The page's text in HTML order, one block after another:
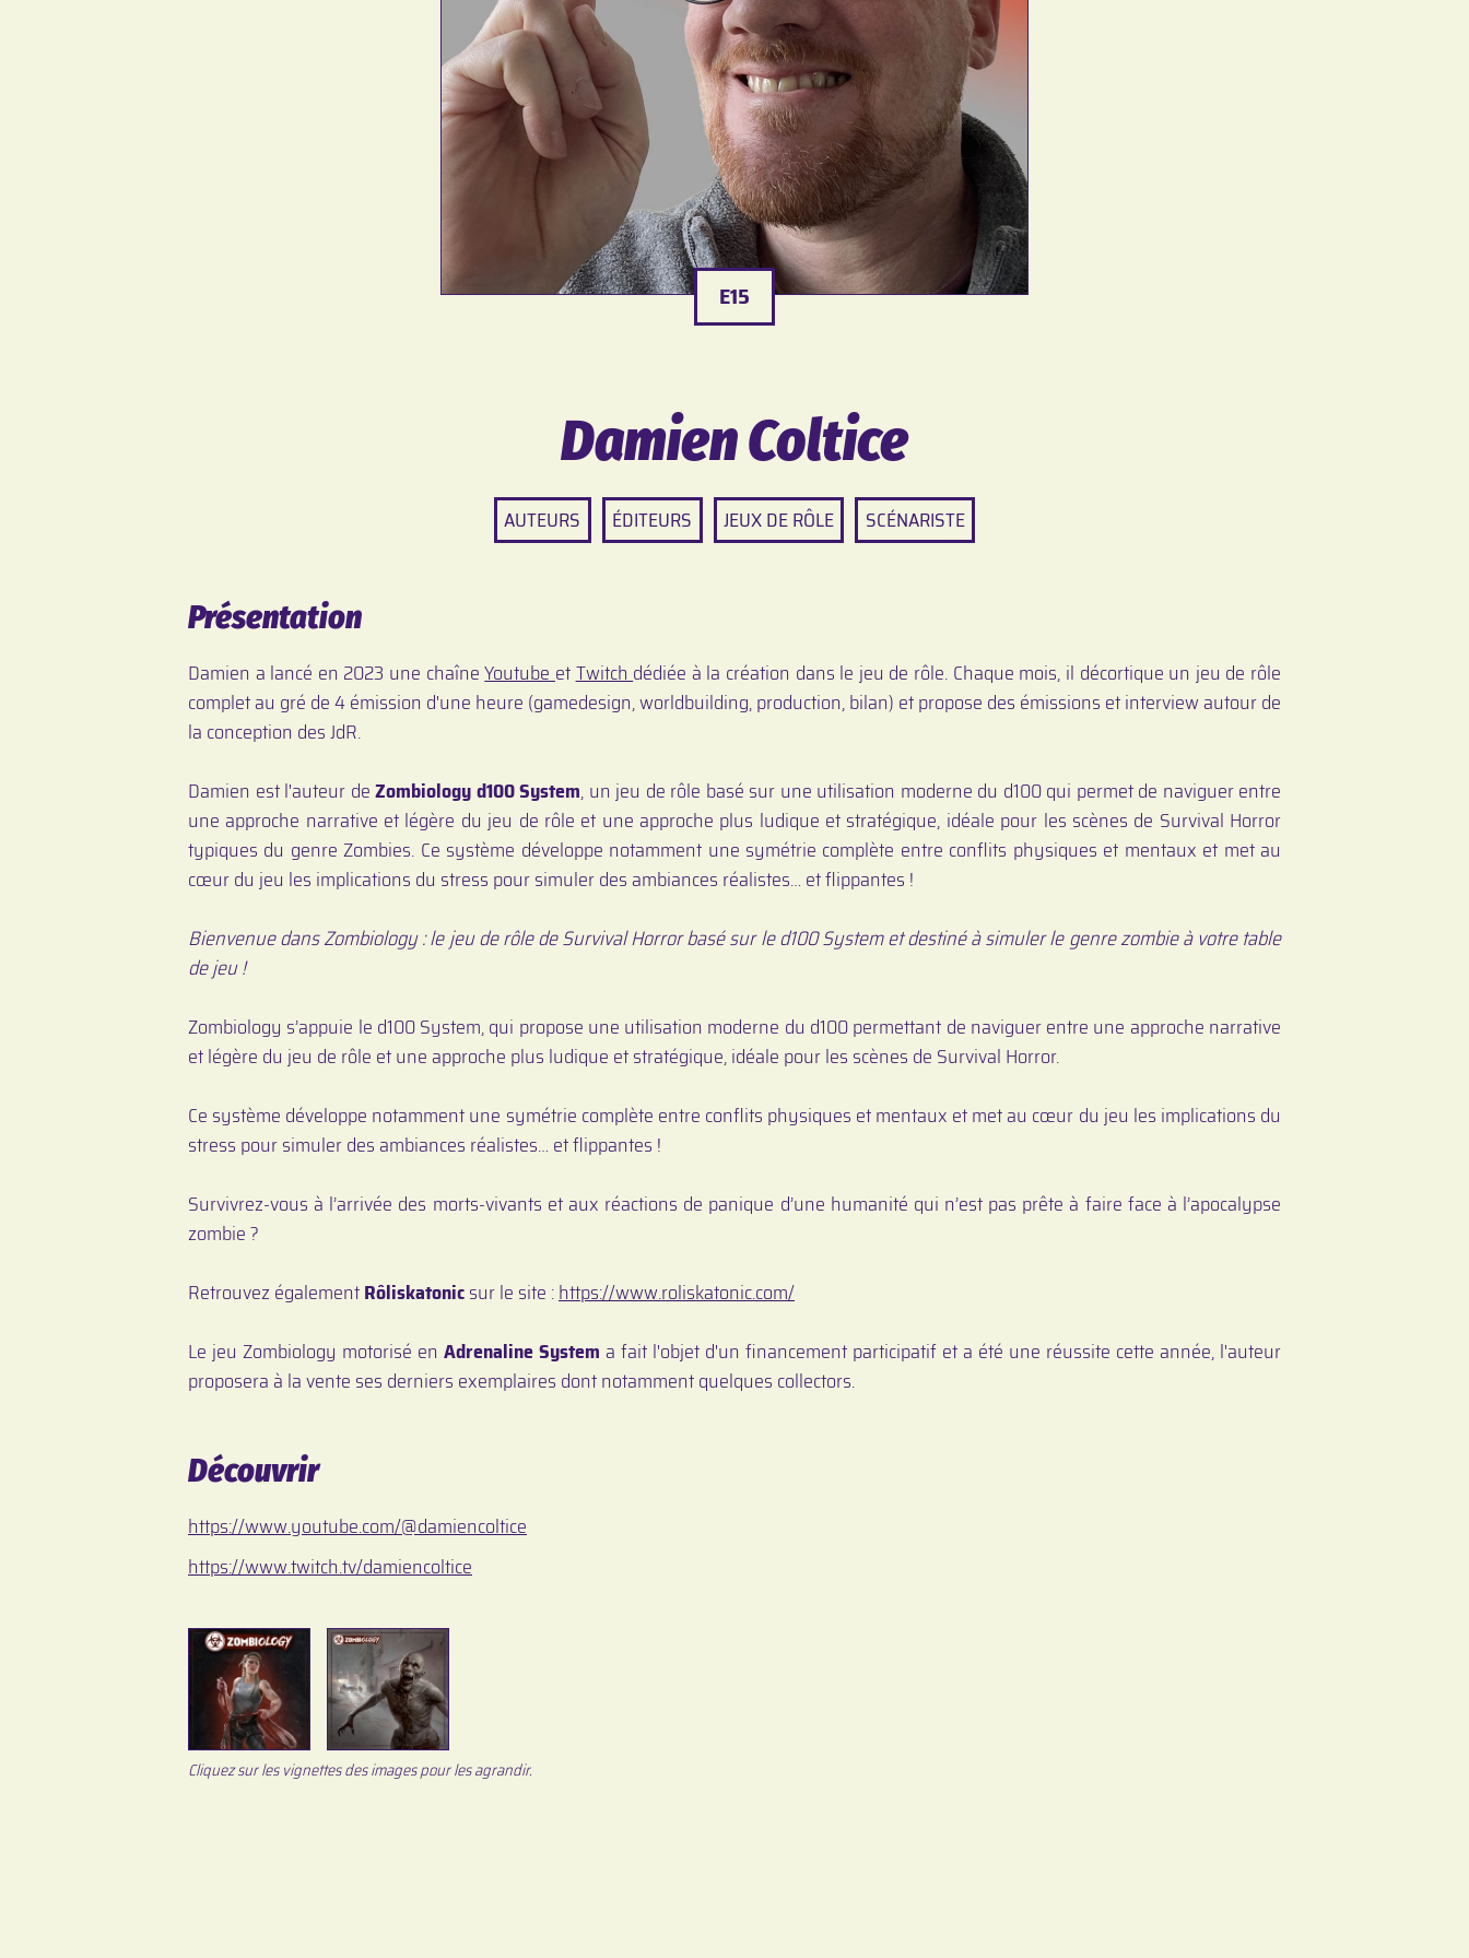
E15
Damien Coltice
AUTEURS ÉDITEURS JEUX DE RÔLE SCÉNARISTE
Présentation
Damien a lancé en 2023 une chaîneYoutubeetTwitchdédiée à la création dans le jeu de rôle. Chaque mois, il décortique un jeu de rôle
complet au gré de 4 émission d'une heure (gamedesign, worldbuilding, production, bilan) et propose des émissions et interview autour de
la conception des JdR.
Damien est l'auteur deZombiology d100 System, un jeu de rôle basé sur une utilisation moderne du d100 qui permet de naviguer entre
une approche narrative et légère du jeu de rôle et une approche plus ludique et stratégique, idéale pour les scènes de Survival Horror
typiques du genre Zombies. Ce système développe notamment une symétrie complète entre conflits physiques et mentaux et met au
cœur du jeu les implications du stress pour simuler des ambiances réalistes… et flippantes !
Bienvenue dans Zombiology : le jeu de rôle de Survival Horror basé sur le d100 System et destiné à simuler le genre zombie à votre table
de jeu !
Zombiology s’appuie le d100 System, qui propose une utilisation moderne du d100 permettant de naviguer entre une approche narrative
et légère du jeu de rôle et une approche plus ludique et stratégique, idéale pour les scènes de Survival Horror.
Ce système développe notamment une symétrie complète entre conflits physiques et mentaux et met au cœur du jeu les implications du
stress pour simuler des ambiances réalistes… et flippantes !
Survivrez-vous à l’arrivée des morts-vivants et aux réactions de panique d’une humanité qui n’est pas prête à faire face à l’apocalypse
zombie ?
Retrouvez égalementRôliskatonicsur le site :https://www.roliskatonic.com/
Le jeu Zombiology motorisé en Adrenaline System a fait l'objet d'un financement participatif et a été une réussite cette année, l'auteur
proposera à la vente ses derniers exemplaires dont notamment quelques collectors.
Découvrir
https://www.youtube.com/@damiencoltice
https://www.twitch.tv/damiencoltice
Cliquez sur les vignettes des images pour les agrandir.